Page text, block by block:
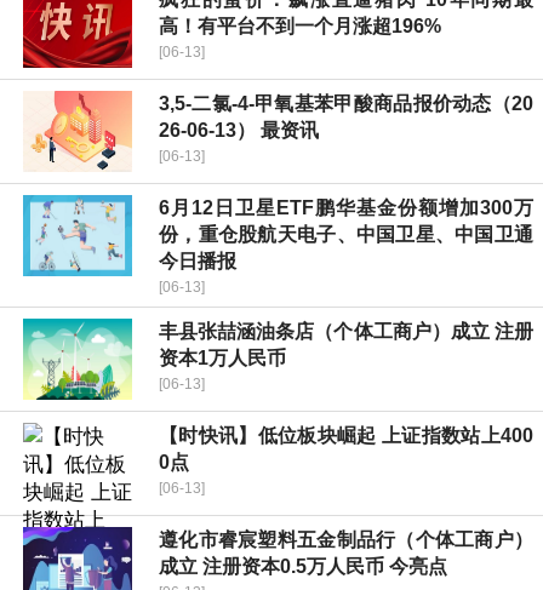
高！有平台不到一个月涨超196%
[06-13]
3,5-二氯-4-甲氧基苯甲酸商品报价动态（20
26-06-13） 最资讯
[06-13]
6月12日卫星ETF鹏华基金份额增加300万
份，重仓股航天电子、中国卫星、中国卫通
今日播报
[06-13]
丰县张喆涵油条店（个体工商户）成立 注册
资本1万人民币
[06-13]
【时快讯】低位板块崛起 上证指数站上400
0点
[06-13]
遵化市睿宸塑料五金制品行（个体工商户）
成立 注册资本0.5万人民币 今亮点